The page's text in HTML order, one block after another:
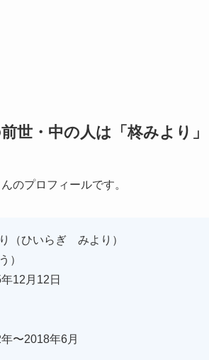
世・中の人は「柊みより
のプロフィールです。
（ひいらぎ みより）
）
12月12日
〜2018年6月